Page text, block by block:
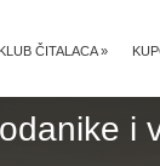
KLUB ČITALACA»
i